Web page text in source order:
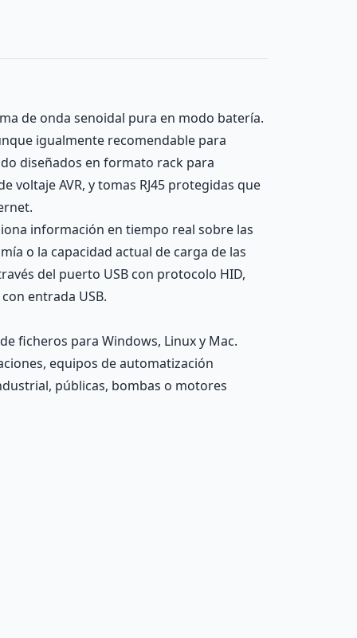
de onda senoidal pura en modo batería.
igualmente recomendable para
diseñados en formato rack para
AVR, y tomas RJ45 protegidas que
información en tiempo real sobre las
o la capacidad actual de carga de las
del puerto USB con protocolo HID,
entrada USB.
ficheros para Windows, Linux y Mac.
equipos de automatización
públicas, bombas o motores